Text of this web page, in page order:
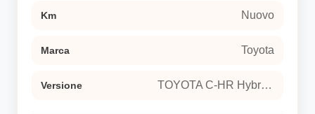
Km Nuovo
Marca Toyota
Versione TOYOTA C-HR Hybrid 140 Active Sport utility vehicle 5-door (Euro 6E)